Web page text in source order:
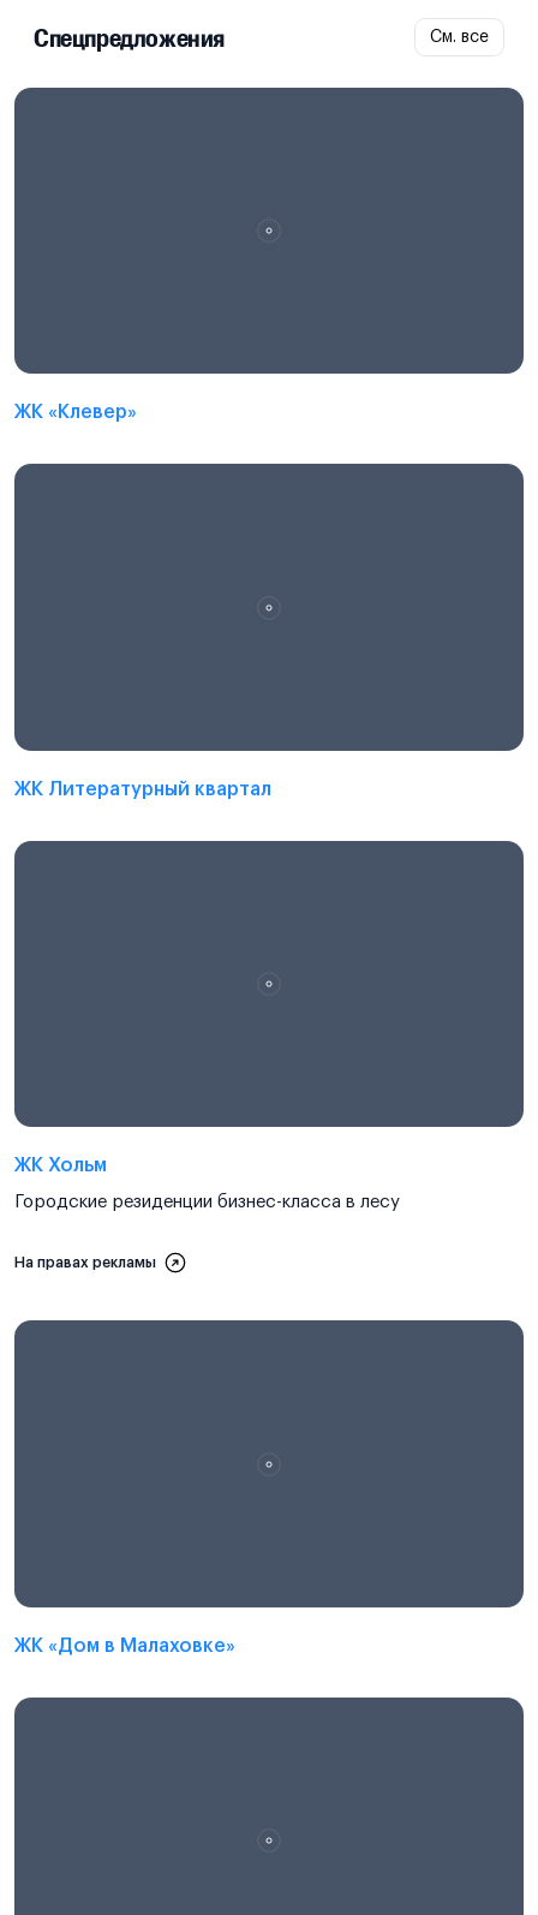
Спецпредложения См. все
ЖК «Клевер»
ЖК Литературный квартал
ЖК Хольм
Городские резиденции бизнес-класса в лесу
На правах рекламы
ЖК «Дом в Малаховке»